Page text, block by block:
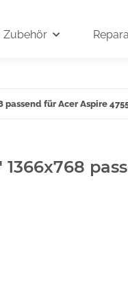
Zubehör
passend für Acer Aspire
1366x768